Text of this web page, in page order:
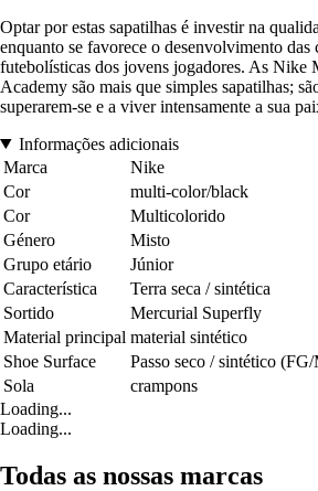
Optar por estas sapatilhas é investir na
enquanto se favorece o desenvolvimento das
futebolísticas dos jovens jogadores. As Nike
Academy são mais que simples sapatilhas;
superarem-se e a viver intensamente a sua
Informações adicionais
Marca
Nike
Cor
multi-color/black
Cor
Multicolorido
Género
Misto
Grupo etário
Júnior
Característica
Terra seca / sintética
Sortido
Mercurial Superfly
Material principal material sintético
Shoe Surface
Passo seco / sintético
Sola
crampons
Loading...
Loading...
Todas as nossas marcas